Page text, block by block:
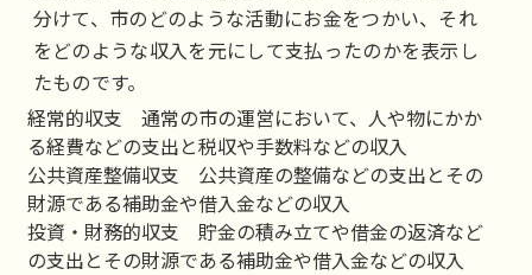
分けて、市のどのような活動にお金をつかい、それ
をどのような収入を元にして支払ったのかを表示し
たものです。
経常的収支 通常の市の運営において、人や物にかか
る経費などの支出と税収や手数料などの収入
公共資産整備収支 公共資産の整備などの支出とその
財源である補助金や借入金などの収入
投資・財務的収支 貯金の積み立てや借金の返済など
の支出とその財源である補助金や借入金などの収入